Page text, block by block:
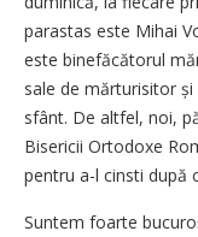
parastas este Mihai
este binefăcătorul
sale de mărturisitor
sfânt. De altfel, noi,
Bisericii Ortodoxe
pentru a-l cinsti după
Suntem foarte